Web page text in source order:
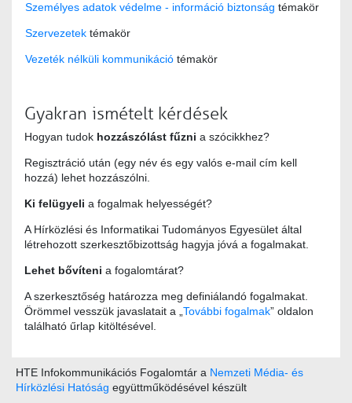
Személyes adatok védelme - információ biztonság témakör
Szervezetek témakör
Vezeték nélküli kommunikáció témakör
Gyakran ismételt kérdések
Hogyan tudok hozzászólást fűzni a szócikkhez?
Regisztráció után (egy név és egy valós e-mail cím kell
hozzá) lehet hozzászólni.
Ki felügyeli a fogalmak helyességét?
A Hírközlési és Informatikai Tudományos Egyesület által
létrehozott szerkesztőbizottság hagyja jóvá a fogalmakat.
Lehet bővíteni a fogalomtárat?
A szerkesztőség határozza meg definiálandó fogalmakat.
Örömmel vesszük javaslatait a „ További fogalmak” oldalon
található űrlap kitöltésével.
HTE Infokommunikációs Fogalomtár a Nemzeti Média- és
Hírközlési Hatóság együttműködésével készült